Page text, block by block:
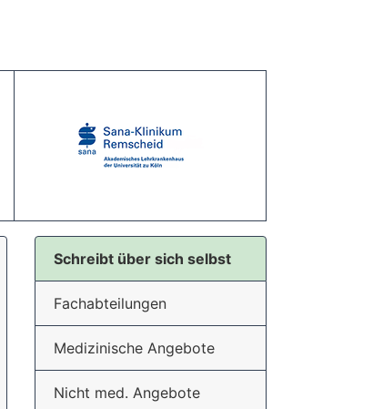
Schreibt über sich selbst
Fachabteilungen
Medizinische Angebote
Nicht med. Angebote